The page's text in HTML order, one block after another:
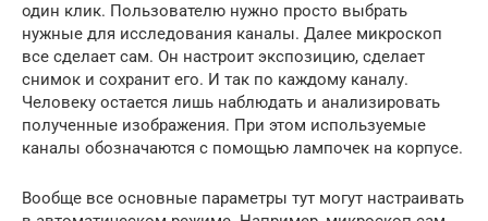
один клик. Пользователю нужно просто выбрать
нужные для исследования каналы. Далее микроскоп
все сделает сам. Он настроит экспозицию, сделает
снимок и сохранит его. И так по каждому каналу.
Человеку остается лишь наблюдать и анализировать
полученные изображения. При этом используемые
каналы обозначаются с помощью лампочек на корпусе.
Вообще все основные параметры тут могут настраивать